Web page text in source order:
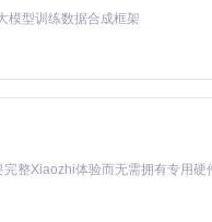
模型训练数据合成框架